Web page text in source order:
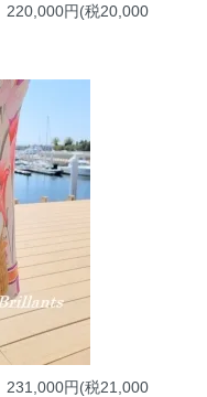
220,000円(税20,000
231,000円(税21,000